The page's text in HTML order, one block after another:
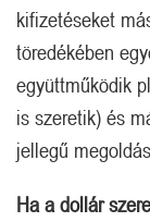
kifizetéseket
töredékében
együttműködik
is szeretik) és
jellegű
Ha a dollár